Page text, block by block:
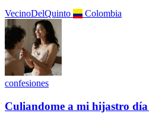
VecinoDelQuinto Colombia
confesiones
Culiandome a mi hijastro